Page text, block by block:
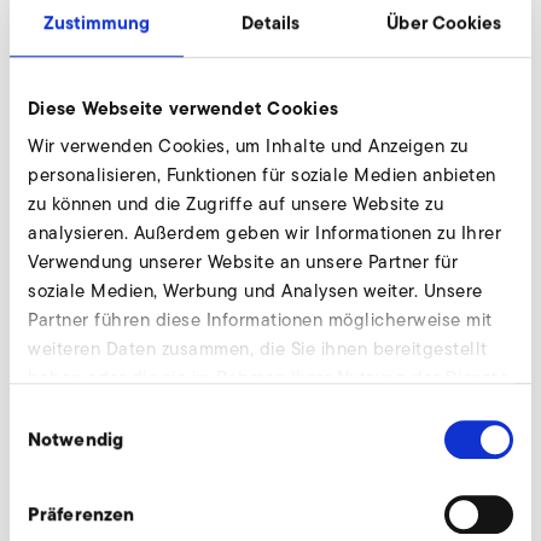
Zustimmung Details Über Cookies
Diese Webseite verwendet Cookies
Wir verwenden Cookies, um Inhalte und Anzeigen zu
personalisieren, Funktionen für soziale Medien anbieten
zu können und die Zugriffe auf unsere Website zu
analysieren. Außerdem geben wir Informationen zu Ihrer
Verwendung unserer Website an unsere Partner für
soziale Medien, Werbung und Analysen weiter. Unsere
Partner führen diese Informationen möglicherweise mit
weiteren Daten zusammen, die Sie ihnen bereitgestellt
Notwendig
Präferenzen
Als Rainer Balle, unser Außendienstmitarbeiter, bei einem
Besuch davon erfuhr, erklärte er in aller Bescheidenheit: